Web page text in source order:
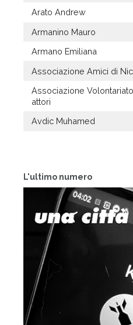
L'ultimo numero
Arato Andrew
Armanino Mauro
Armano Emiliana
Associazione Amici di
Associazione
attori
Avdic Muhamed